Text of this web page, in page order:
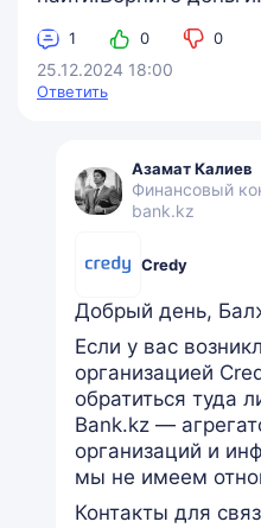
1 0 0
25.12.2024 18:00
Ответить
Азамат Калиев
Финансовый
bank.kz
Credy
Добрый день,
Если у вас
организацией
обратиться туда
Bank.kz —
организаций и
мы не имеем
Контакты для